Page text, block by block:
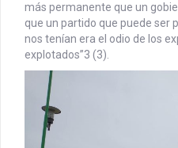
más permanente que un
que un partido que puede ser
nos tenían era el odio de los
explotados”3 (3).